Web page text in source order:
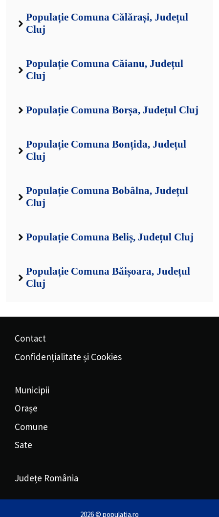
Populație Comuna Călărași, Județul
Cluj
Populație Comuna Căianu, Județul
Cluj
Populație Comuna Borșa, Județul Cluj
Populație Comuna Bonțida, Județul
Cluj
Populație Comuna Bobâlna, Județul
Cluj
Populație Comuna Beliș, Județul Cluj
Populație Comuna Băișoara, Județul
Cluj
Contact
Confidențialitate și Cookies
Municipii
Orașe
Comune
Sate
Județe România
2026 © populatia.ro